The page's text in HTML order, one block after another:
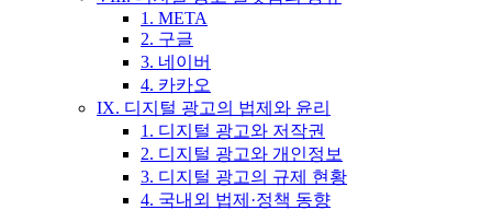
1. META
2. 구글
3. 네이버
4. 카카오
IX. 디지털 광고의 법제와 윤리
1. 디지털 광고와 저작권
2. 디지털 광고와 개인정보
3. 디지털 광고의 규제 현황
4. 국내외 법제·정책 동향